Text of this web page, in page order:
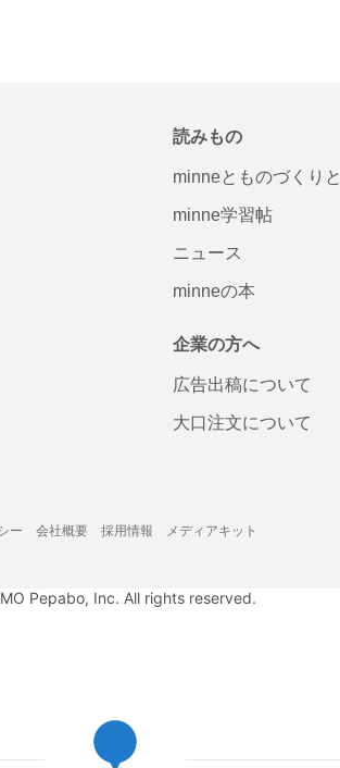
読みもの
minneとものづくりと
minne学習帖
ニュース
minneの本
企業の方へ
広告出稿について
大口注文について
ー 会社概要 採用情報 メディアキット
Pepabo, Inc. All rights reserved.